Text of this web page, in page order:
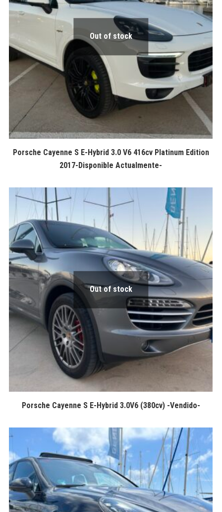
Out of stock
Porsche Cayenne S E-Hybrid 3.0 V6 416cv Platinum Edition
2017-Disponible Actualmente-
Out of stock
Porsche Cayenne S E-Hybrid 3.0V6 (380cv) -Vendido-